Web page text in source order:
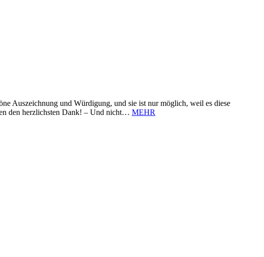
Auszeichnung und Würdigung, und sie ist nur möglich, weil es diese
den herzlichsten Dank! – Und nicht… MEHR